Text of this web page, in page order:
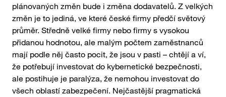
plánovaných změn bude i změna dodavatelů. Z velkých
změn je to jediná, ve které české firmy předčí světový
průměr. Středně velké firmy nebo firmy s vysokou
přidanou hodnotou, ale malým počtem zaměstnanců
mají podle něj často pocit, že jsou v pasti – chtějí a ví,
že potřebují investovat do kybernetické bezpečnosti,
ale postihuje je paralýza, že nemohou investovat do
všech oblastí zabezpečení. Nejčastější pragmatická